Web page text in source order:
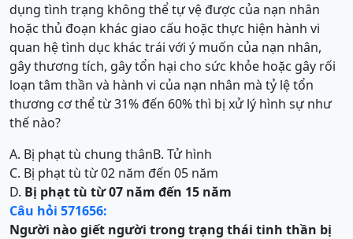
dụng tình trạng không thể tự vệ được của nạn nhân
hoặc thủ đoạn khác giao cấu hoặc thực hiện hành vi
quan hệ tình dục khác trái với ý muốn của nạn nhân,
gây thương tích, gây tổn hại cho sức khỏe hoặc gây rối
loạn tâm thần và hành vi của nạn nhân mà tỷ lệ tổn
thương cơ thể từ 31% đến 60% thì bị xử lý hình sự như
thế nào?
A. Bị phạt tù chung thânB. Tử hình
C. Bị phạt tù từ 02 năm đến 05 năm
D. Bị phạt tù từ 07 năm đến 15 năm
Câu hỏi 571656:
Người nào giết người trong trạng thái tinh thần bị